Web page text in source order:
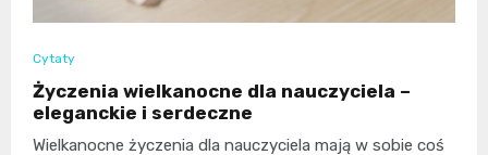
Cytaty
Życzenia wielkanocne dla nauczyciela –
eleganckie i serdeczne
Wielkanocne życzenia dla nauczyciela mają w sobie coś